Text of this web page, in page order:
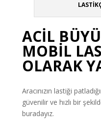
ACİL
MOBİL
OLARAK
Aracınızın lastiği
güvenilir ve hızlı bir
buradayız.